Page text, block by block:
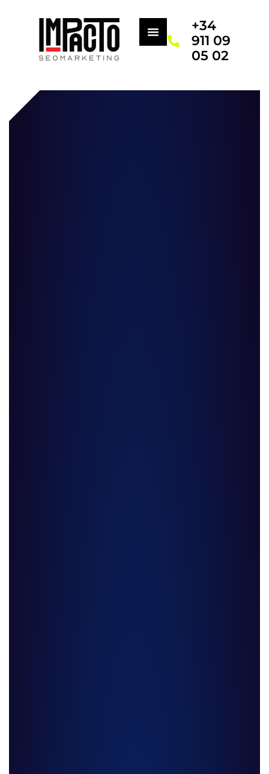
+34
911 09
05 02